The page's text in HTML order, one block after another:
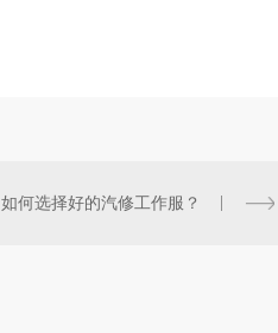
如何选择好的汽修工作服？